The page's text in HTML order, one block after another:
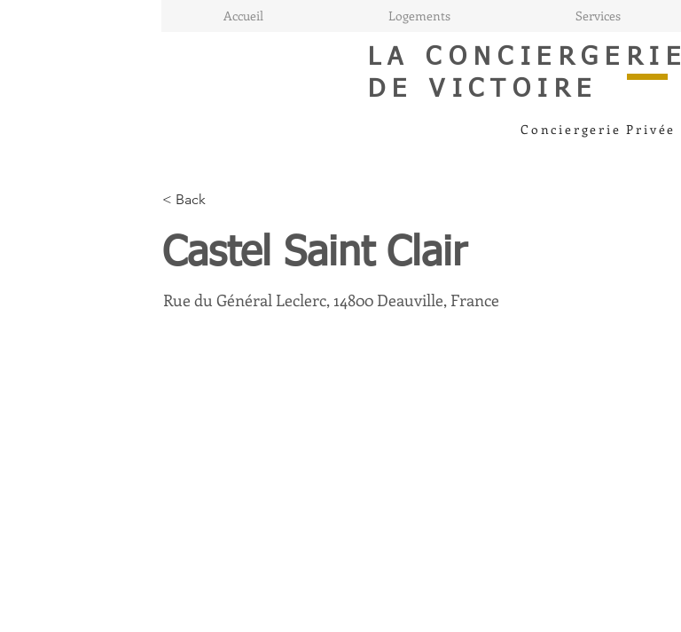
Accueil Logements Services
LA CONCIERGERIE
DE VICTOIRE
Conciergerie Privée
< Back
Castel Saint Clair
Rue du Général Leclerc, 14800 Deauville, France